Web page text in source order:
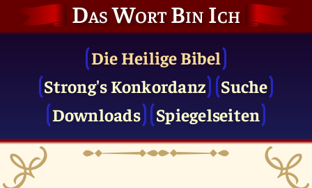
Das Wort Bin Ich
Die Heilige Bibel
Strong's Konkordanz
Suche
Downloads
Spiegelseiten